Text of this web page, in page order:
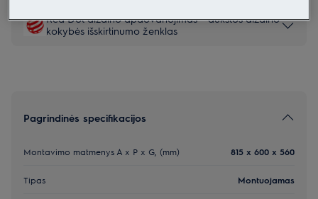
Red Dot dizaino apdovanojimas – aukštos dizaino
kokybės išskirtinumo ženklas
Pagrindinės specifikacijos
Montavimo matmenys A x P x G, (mm) 815 x 600 x 560
Tipas Montuojamas